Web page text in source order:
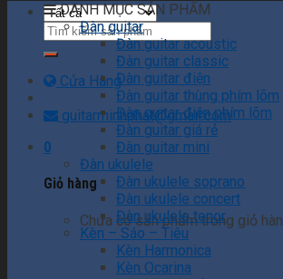
Cửa Hàng
guitarminhphat@gmail.com
0
Giỏ hàng
Chưa có sản phẩm trong giỏ
DANH MỤC SẢN PHẨM
Đàn guitar
Đàn guitar acoustic
Đàn guitar classic
Đàn guitar điện
Đàn guitar thùng phím lõm
Đàn guitar điện phím lõm
Đàn guitar giá rẻ
Đàn guitar mini
Đàn ukulele
Đàn ukulele soprano
Đàn ukulele concert
Đàn ukulele tenor
Kèn – Sáo – Tiêu
Kèn Harmonica
Kèn Ocarina